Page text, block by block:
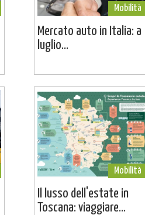
Mobilità
Mercato auto in Italia: a
luglio...
Mobilità
Il lusso dell'estate in
Toscana: viaggiare...